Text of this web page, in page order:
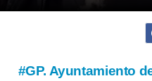
#GP. Ayuntamiento